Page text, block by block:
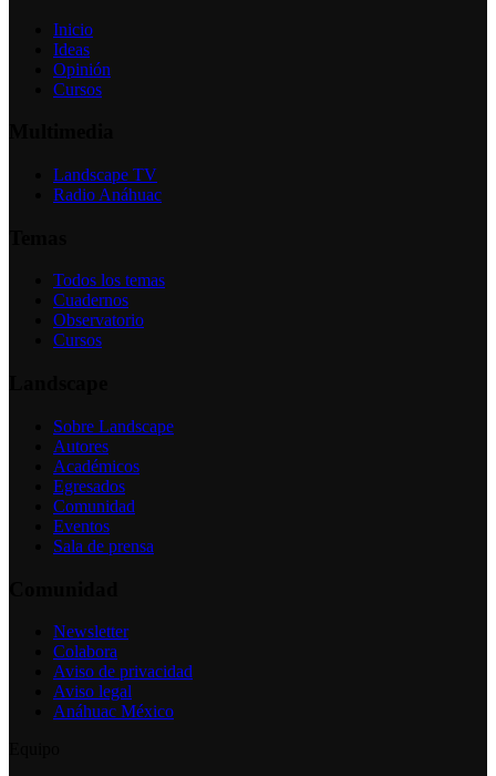
Inicio
Ideas
Opinión
Cursos
Landscape TV
Radio Anáhuac
Todos los temas
Cuadernos
Observatorio
Cursos
Sobre Landscape
Autores
Académicos
Egresados
Comunidad
Eventos
Sala de prensa
Newsletter
Colabora
Aviso de privacidad
Aviso legal
Anáhuac México